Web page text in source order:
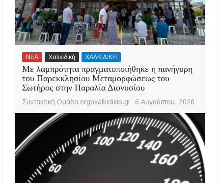
ΝΕΑ Χαλκιδική ΧΑΛΚΙΔΙΚΗ
Με λαμπρότητα πραγματοποιήθηκε η πανήγυρη
του Παρεκκλησίου Μεταμορφώσεως του
Σωτήρος στην Παραλία Διονυσίου
Συντακτική Ομάδα ergoxalkidikis.gr 6 Αυγούστου, 2026